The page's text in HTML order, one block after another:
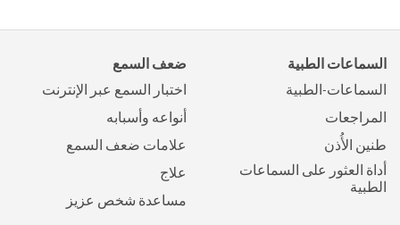
السماعات الطبية
السماعات-الطبية
المراجعات
طنين الأُذن
أداة العثور على السماعات
الطبية
ضعف السمع
اختبار السمع عبر الإنترنت
أنواعه وأسبابه
علامات ضعف السمع
علاج
مساعدة شخص عزيز